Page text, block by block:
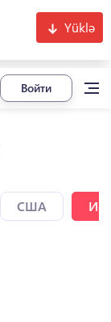
Yüklə
Войти
США